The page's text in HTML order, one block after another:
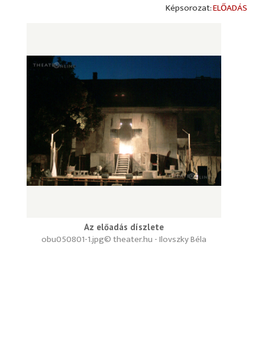
ELŐADÁS
Az előadás díszlete
© theater.hu - Ilovszky Béla
obu050801-1.jpg